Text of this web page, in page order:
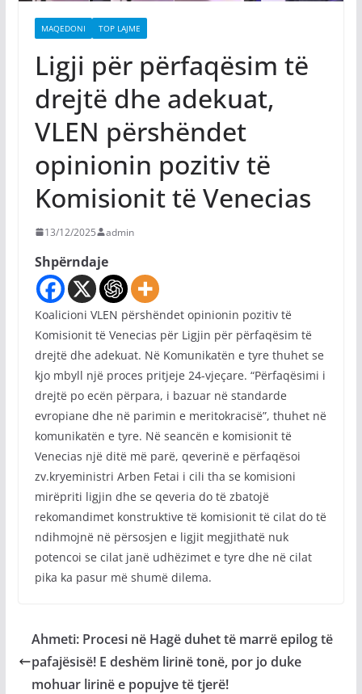
MAQEDONI TOP LAJME
Ligji për përfaqësim të
drejtë dhe adekuat,
VLEN përshëndet
opinionin pozitiv të
Komisionit të Venecias
13/12/2025 admin
Shpërndaje
Koalicioni VLEN përshëndet opinionin pozitiv të
Komisionit të Venecias për Ligjin për përfaqësim të
drejtë dhe adekuat. Në Komunikatën e tyre thuhet se
kjo mbyll një proces pritjeje 24-vjeçare. “Përfaqësimi i
drejtë po ecën përpara, i bazuar në standarde
evropiane dhe në parimin e meritokracisë”, thuhet në
komunikatën e tyre. Në seancën e komisionit të
Venecias një ditë më parë, qeverinë e përfaqësoi
zv.kryeministri Arben Fetai i cili tha se komisioni
mirëpriti ligjin dhe se qeveria do të zbatojë
rekomandimet konstruktive të komisionit të cilat do të
ndihmojnë në përsosjen e ligjit megjithatë nuk
potencoi se cilat janë udhëzimet e tyre dhe në cilat
pika ka pasur më shumë dilema.
Ahmeti: Procesi në Hagë duhet të marrë epilog të
pafajësisë! E deshëm lirinë tonë, por jo duke
mohuar lirinë e popujve të tjerë!